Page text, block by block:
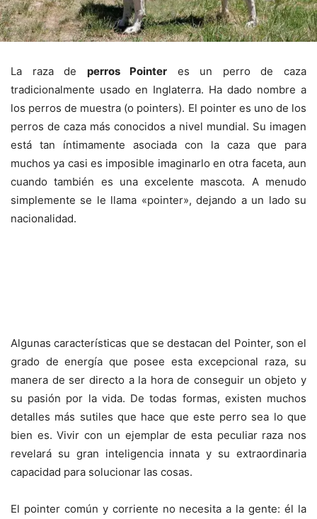
La raza de perros Pointer es un perro de caza
tradicionalmente usado en Inglaterra. Ha dado nombre a
los perros de muestra (o pointers). El pointer es uno de los
perros de caza más conocidos a nivel mundial. Su imagen
está tan íntimamente asociada con la caza que para
muchos ya casi es imposible imaginarlo en otra faceta, aun
cuando también es una excelente mascota. A menudo
simplemente se le llama «pointer», dejando a un lado su
nacionalidad.
Algunas características que se destacan del Pointer, son el
grado de energía que posee esta excepcional raza, su
manera de ser directo a la hora de conseguir un objeto y
su pasión por la vida. De todas formas, existen muchos
detalles más sutiles que hace que este perro sea lo que
bien es. Vivir con un ejemplar de esta peculiar raza nos
revelará su gran inteligencia innata y su extraordinaria
capacidad para solucionar las cosas.
El pointer común y corriente no necesita a la gente: él la